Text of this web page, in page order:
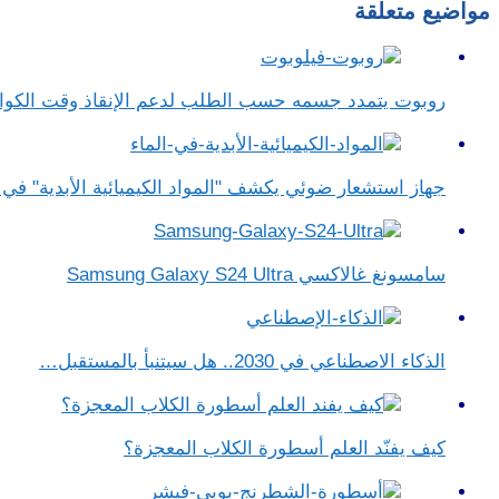
مواضيع متعلقة
روبوت يتمدد جسمه حسب الطلب لدعم الإنقاذ وقت
جهاز استشعار ضوئي يكشف "المواد الكيميائية الأبدية" في
سامسونغ غالاكسي Samsung Galaxy S24 Ultra
الذكاء الاصطناعي في 2030.. هل سيتنبأ بالمستقبل…
كيف يفنّد العلم أسطورة الكلاب المعجزة؟